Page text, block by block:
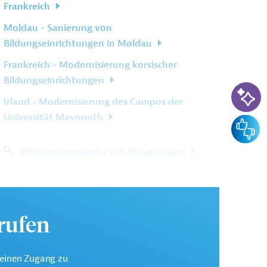
Frankreich
Moldau - Sanierung von
Bildungseinrichtungen in Moldau
Frankreich - Modernisierung korsischer
Bildungseinrichtungen
Irland - Modernisierung des Campus der
Universität Maynooth
Zugang zu
KI-